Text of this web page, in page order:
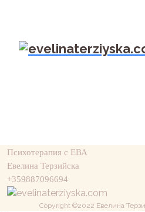
Психотерапия с ЕВА
Евелина Терзийска
+359887096694
Copyright ©2022 Евелина